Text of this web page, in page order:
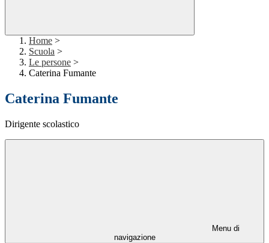
Home >
Scuola >
Le persone >
Caterina Fumante
Caterina Fumante
Dirigente scolastico
Menu di
navigazione